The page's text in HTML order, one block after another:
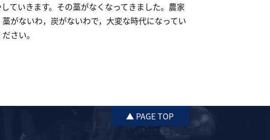
ていきます。その藁がなくなってきました。農家
がないわ，炭がないわで，大変な時代になってい
さい。
▲ PAGE TOP